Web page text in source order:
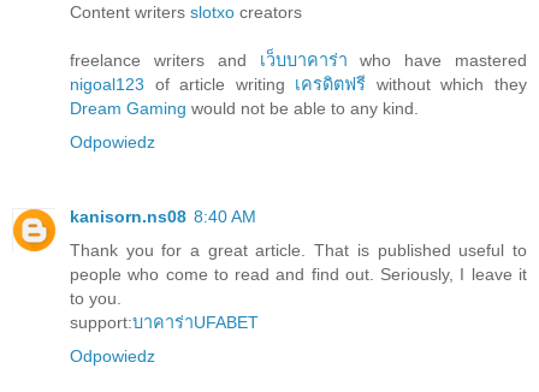
Content writers slotxo creators
freelance writers and เว็บบาคาร่า who have mastered
nigoal123 of article writing เครดิตฟรี without which they
Dream Gaming would not be able to any kind.
Odpowiedz
kanisorn.ns08 8:40 AM
Thank you for a great article. That is published useful to
people who come to read and find out. Seriously, I leave it
to you.
support:บาคาร่าUFABET
Odpowiedz